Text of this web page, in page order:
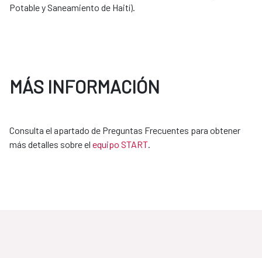
Potable y Saneamiento de Haití).
MÁS INFORMACIÓN
Consulta el apartado de Preguntas Frecuentes para obtener
más detalles sobre el equipo START.